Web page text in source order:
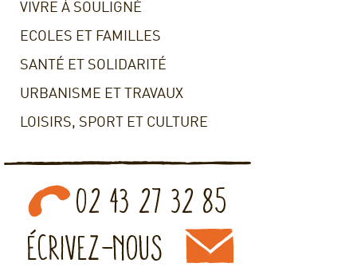
VIVRE À SOULIGNÉ
ECOLES ET FAMILLES
SANTÉ ET SOLIDARITÉ
URBANISME ET TRAVAUX
LOISIRS, SPORT ET CULTURE